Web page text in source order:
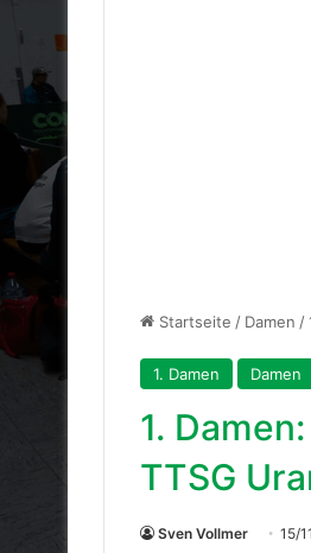
Startseite / Damen /
1. Damen Damen
1.
TTSG
Sven Vollmer 15/